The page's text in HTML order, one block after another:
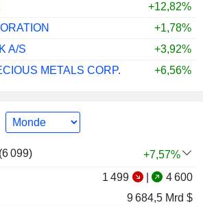
+12,82%
+1,78%
A/S
+3,92%
METALS CORP.
+6,56%
Tops /
(6 099)
+7,57%
1 499
4 600
9 684,5 Mrd $